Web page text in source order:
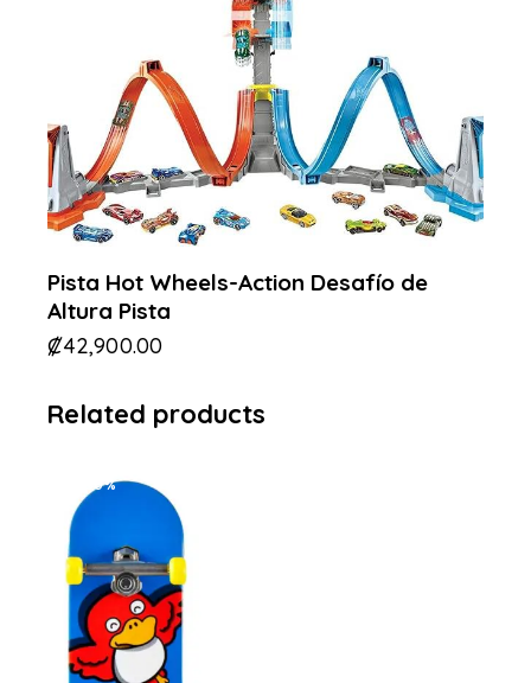
Pista Hot Wheels-Action Desafío de
Altura Pista
₡42,900.00
Related products
-50%